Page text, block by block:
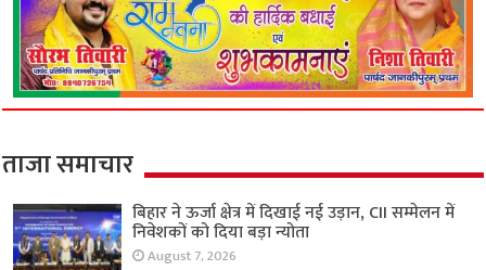
ताजा समाचार
बिहार ने ऊर्जा क्षेत्र में दिखाई नई उड़ान, CII सम्मेलन में
निवेशकों को दिया बड़ा न्योता
August 7, 2026